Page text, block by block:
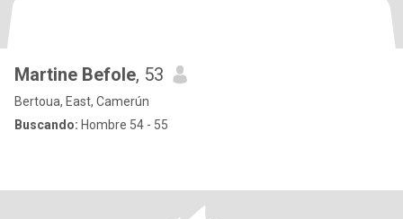
Martine Befole, 53
Bertoua, East, Camerún
Buscando: Hombre 54 - 55